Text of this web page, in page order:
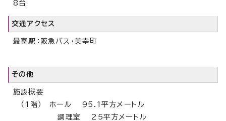
8台
交通アクセス
最寄駅：阪急バス・美幸町
その他
施設概要
（1階） ホール 95.1平方メートル
調理室 25平方メートル